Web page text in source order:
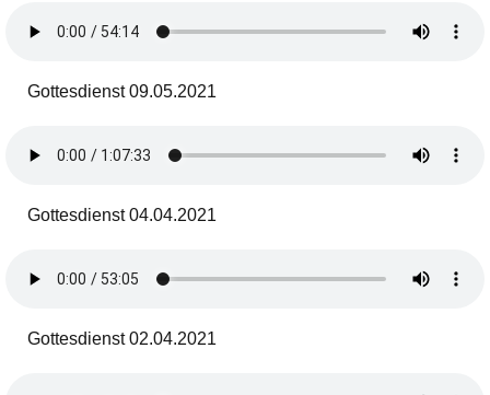
Gottesdienst 09.05.2021
Gottesdienst 04.04.2021
Gottesdienst 02.04.2021